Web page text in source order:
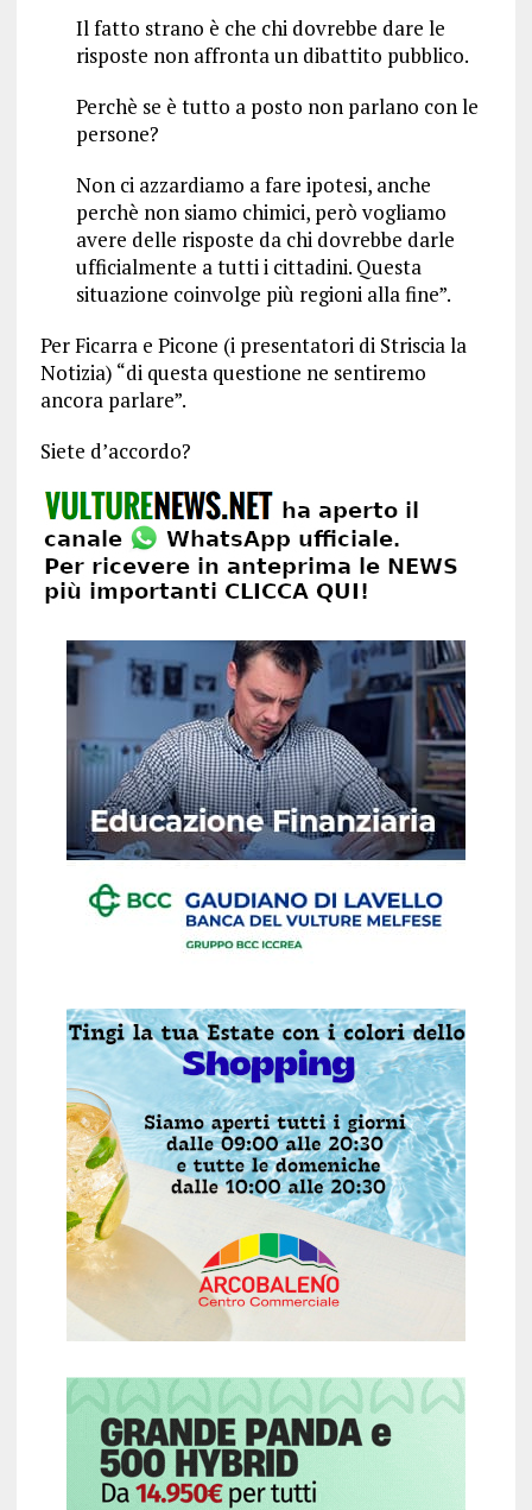
Il fatto strano è che chi dovrebbe dare le
risposte non affronta un dibattito pubblico.
Perchè se è tutto a posto non parlano con le
persone?
Non ci azzardiamo a fare ipotesi, anche
perchè non siamo chimici, però vogliamo
avere delle risposte da chi dovrebbe darle
ufficialmente a tutti i cittadini. Questa
situazione coinvolge più regioni alla fine”.
Per Ficarra e Picone (i presentatori di Striscia la
Notizia) “di questa questione ne sentiremo
ancora parlare”.
Siete d’accordo?